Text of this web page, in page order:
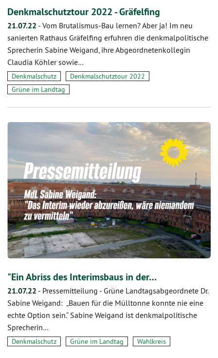
Denkmalschutztour 2022 - Gräfelfing
21.07.22 - Vom Brutalismus-Bau lernen? Aber ja! Im neu
sanierten Rathaus Gräfelfing erfuhren die denkmalpolitische
Sprecherin Sabine Weigand, ihre Abgeordnetenkollegin
Claudia Köhler sowie…
Denkmalschutz
Denkmalschutztour 2022
Grüne im Landtag
"Ein Abriss des Interimsbaus in der…
21.07.22 - Pressemitteilung - Grüne Landtagsabgeordnete Dr.
Sabine Weigand: „Bauen für die Mülltonne konnte nie eine
echte Option sein.“ Sabine Weigand ist denkmalpolitische
Sprecherin…
Denkmalschutz Grüne im Landtag Wahlkreis